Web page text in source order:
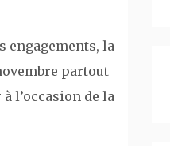
engagements, la
partout
l’occasion de la